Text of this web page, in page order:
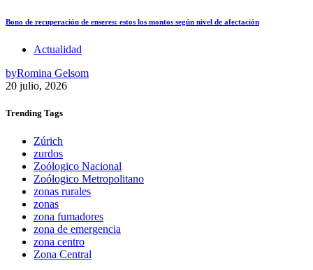
Bono de recuperación de enseres: estos los montos según nivel de afectación
Actualidad
byRomina Gelsom
20 julio, 2026
Trending Tags
Zúrich
zurdos
Zoólogico Nacional
Zoólogico Metropolitano
zonas rurales
zonas
zona fumadores
zona de emergencia
zona centro
Zona Central